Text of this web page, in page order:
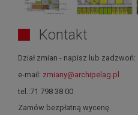
Kontakt
Dział zmian - napisz lub zadzwoń:
e-mail: zmiany@archipelag.pl
tel.:71 798 38 00
Zamów bezpłatną wycenę.